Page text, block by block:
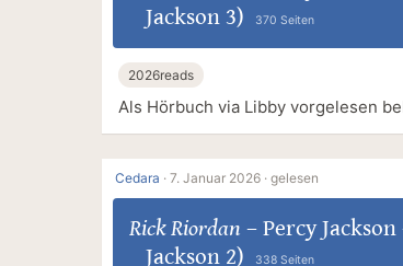
Jackson 3)
370 Seiten
2026reads
Als Hörbuch via Libby vorgelesen
Cedara · 7. Januar 2026 · gelesen
Rick Riordan – Percy
Jackson 2)
338 Seiten